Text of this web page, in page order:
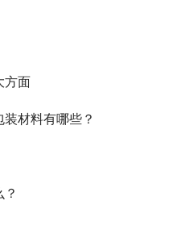
方面
材料有哪些？